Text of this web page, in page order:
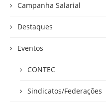
Campanha Salarial
Destaques
Eventos
CONTEC
Sindicatos/Federações